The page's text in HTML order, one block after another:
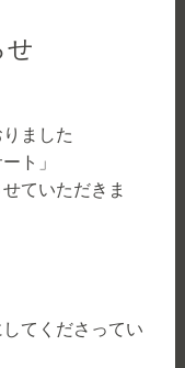
せ
ました
ト」
ていただきま
てくださってい